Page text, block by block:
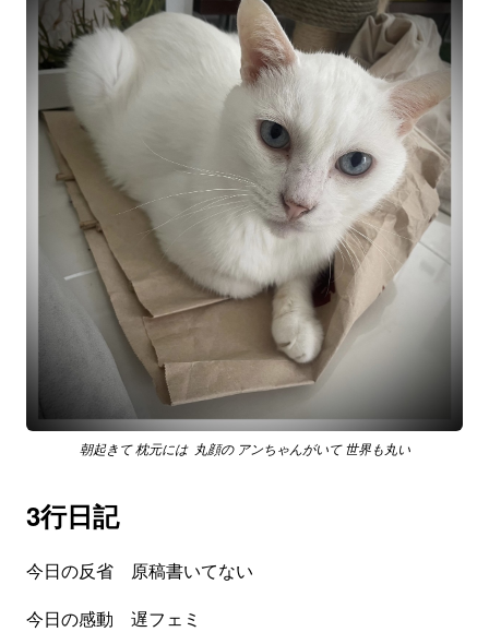
朝起きて 枕元には 丸顔の アンちゃんがいて 世界も丸い
3行日記
今日の反省 原稿書いてない
今日の感動 遅フェミ